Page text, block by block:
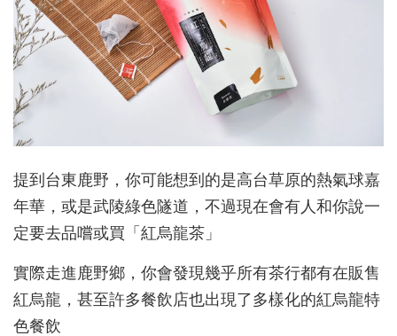
提到台東鹿野，你可能想到的是高台草原的熱氣球嘉
年華，或是武陵綠色隧道，不過現在會有人和你說一
定要去品嚐或買「紅烏龍茶」
實際走進鹿野鄉，你會發現幾乎所有茶行都有在販售
紅烏龍，甚至許多餐飲店也出現了多樣化的紅烏龍特
色餐飲